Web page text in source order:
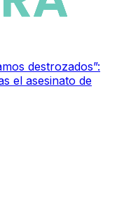
destrozados”:
el asesinato de